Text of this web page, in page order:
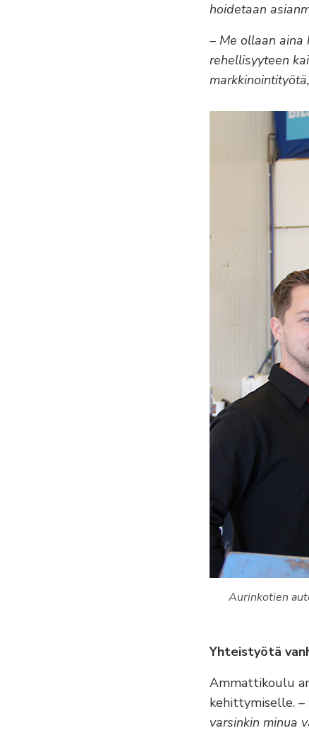
hoidetaan
– Me ollaan
rehellisyyteen
Aurinkotien
Yhteistyötä
Ammattikoulu
kehittymiselle. –
varsinkin minua